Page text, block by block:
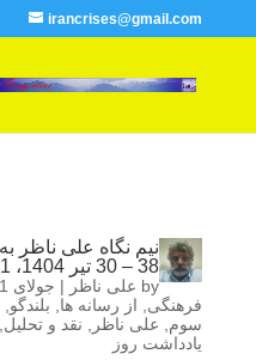
irancrises@gmail.com
نیم نگاه علی ناظر
38 – 30 تیر 1404، 21 ژوئیه 2025
by علی ناظر | جولای 21, 2025 10:06 ق.ظ
فرهنگی
از رسانه ها بلندگو
سوم
علی ناظر نقد و تحلیل
یادداشت روز